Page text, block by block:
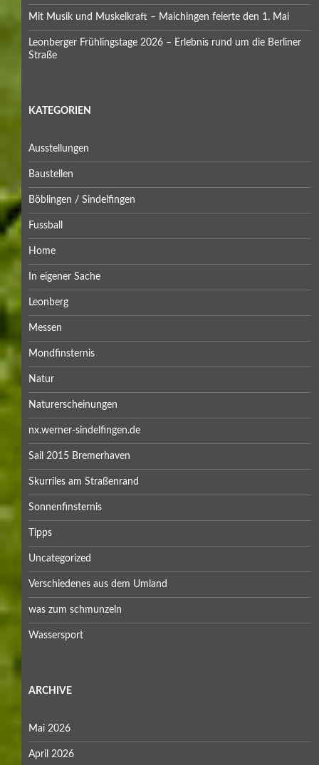
Mit Musik und Muskelkraft – Maichingen feierte den 1. Mai
Leonberger Frühlingstage 2026 – Erlebnis rund um die Berliner
Straße
KATEGORIEN
Ausstellungen
Baustellen
Böblingen / Sindelfingen
Fussball
Home
In eigener Sache
Leonberg
Messen
Mondfinsternis
Natur
Naturerscheinungen
nx.werner-sindelfingen.de
Sail 2015 Bremerhaven
Skurriles am Straßenrand
Sonnenfinsternis
Tipps
Uncategorized
Verschiedenes aus dem Umland
was zum schmunzeln
Wassersport
ARCHIVE
Mai 2026
April 2026